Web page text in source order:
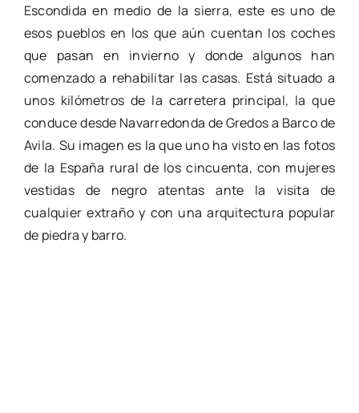
Escondida en medio de la sierra, este es uno de
esos pueblos en los que aún cuentan los coches
que pasan en invierno y donde algunos han
comenzado a rehabilitar las casas. Está situado a
unos kilómetros de la carretera principal, la que
conduce desde Navarredonda de Gredos a Barco de
Avila. Su imagen es la que uno ha visto en las fotos
de la España rural de los cincuenta, con mujeres
vestidas de negro atentas ante la visita de
cualquier extraño y con una arquitectura popular
de piedra y barro.